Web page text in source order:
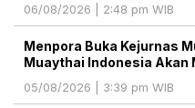
06/08/2026 | 2:48 pm WIB
Menpora Buka Kejurnas
Muaythai Indonesia Akan
05/08/2026 | 3:39 pm WIB